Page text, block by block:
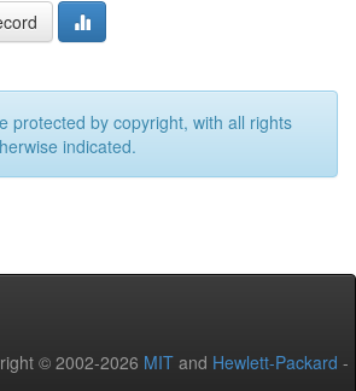
protected by copyright, with all rights
indicated.
© 2002-2026 MIT and Hewlett-Packard -